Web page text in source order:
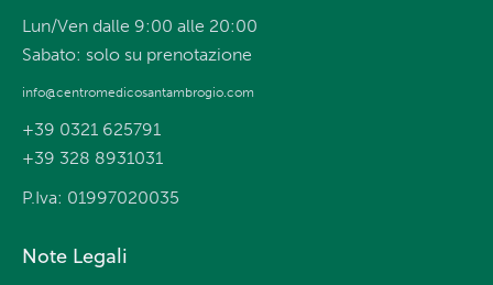
Lun/Ven dalle 9:00 alle 20:00
Sabato: solo su prenotazione
info@centromedicosantambrogio.com
+39 0321 625791
+39 328 8931031
P.Iva: 01997020035
Note Legali